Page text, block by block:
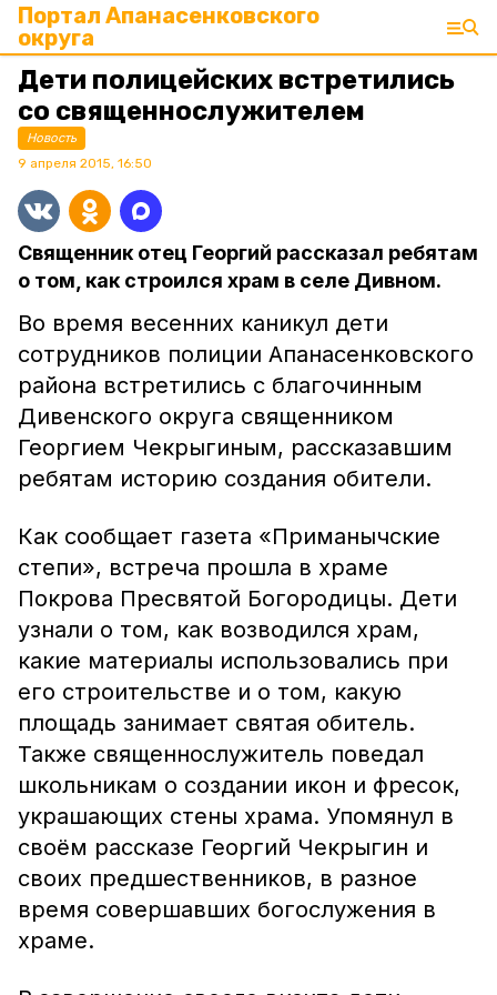
Портал Апанасенковского
округа
Дети полицейских встретились
со священнослужителем
Новость
9 апреля 2015, 16:50
Священник отец Георгий рассказал ребятам
о том, как строился храм в селе Дивном.
Во время весенних каникул дети
сотрудников полиции Апанасенковского
района встретились с благочинным
Дивенского округа священником
Георгием Чекрыгиным, рассказавшим
ребятам историю создания обители.
Как сообщает газета «Приманычские
степи», встреча прошла в храме
Покрова Пресвятой Богородицы. Дети
узнали о том, как возводился храм,
какие материалы использовались при
его строительстве и о том, какую
площадь занимает святая обитель.
Также священнослужитель поведал
школьникам о создании икон и фресок,
украшающих стены храма. Упомянул в
своём рассказе Георгий Чекрыгин и
своих предшественников, в разное
время совершавших богослужения в
храме.